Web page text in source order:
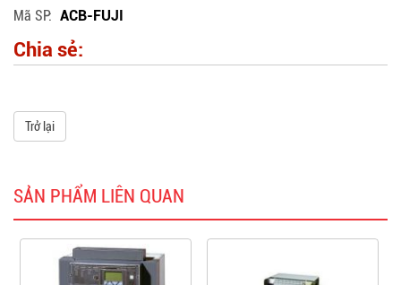
Mã SP ACB-FUJI
Chia sẻ:
Trở lại
SẢN PHẨM LIÊN QUAN